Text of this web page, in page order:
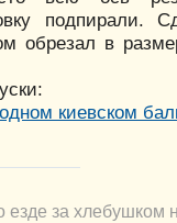
подпирали.
обрезал в
езде за хлебушком